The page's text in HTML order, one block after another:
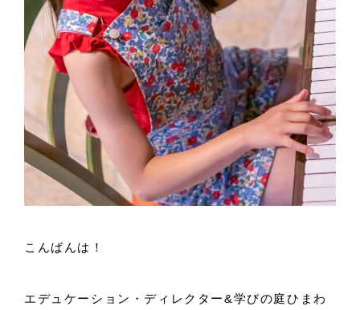
こんばんは！
エデュケーション・ディレクター&学びの庭ひまわ